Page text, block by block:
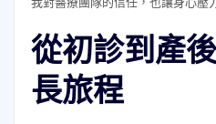
從初診到產
長旅程